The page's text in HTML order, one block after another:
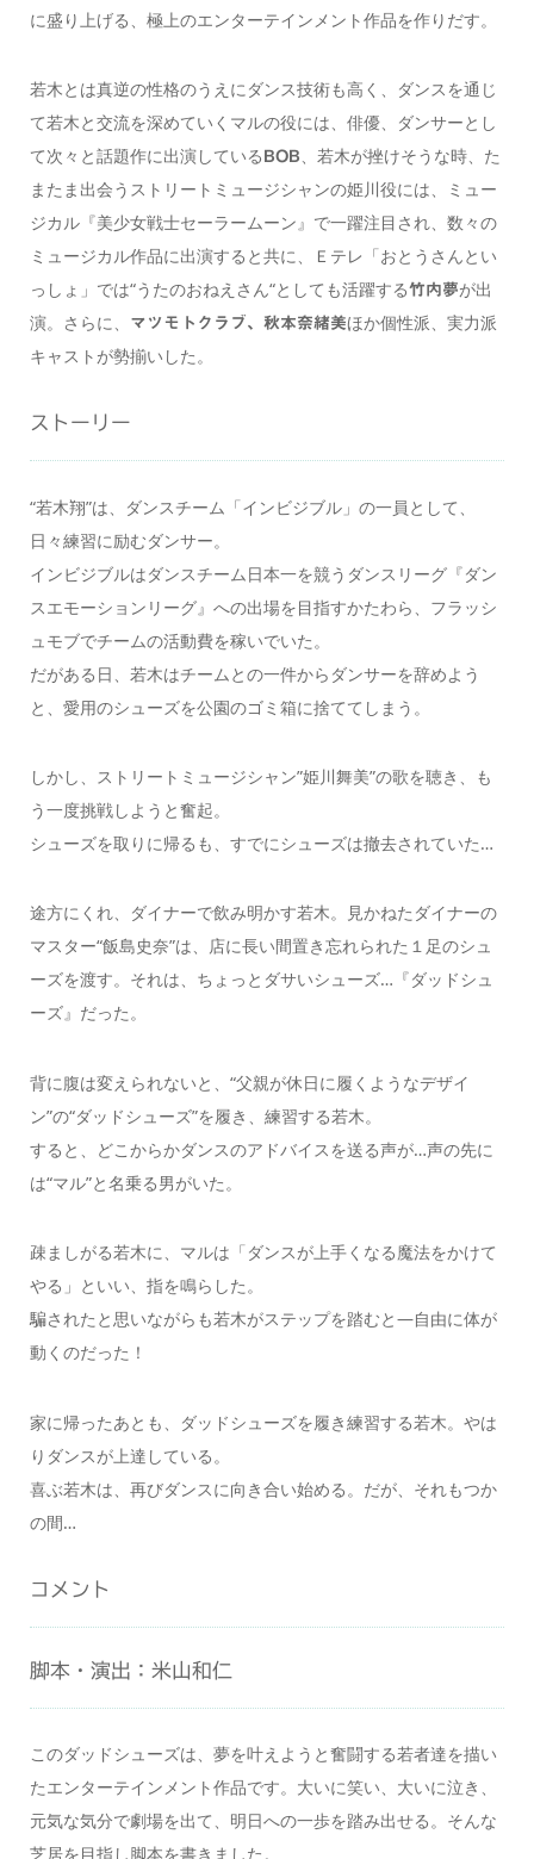
に盛り上げる、極上のエンターテインメント作品を作りだす。
若木とは真逆の性格のうえにダンス技術も高く、ダンスを通じ
て若木と交流を深めていくマルの役には、俳優、ダンサーとし
て次々と話題作に出演している BOB、若木が挫けそうな時、た
またま出会うストリートミュージシャンの姫川役には、ミュー
ジカル『美少女戦士セーラームーン』で一躍注目され、数々の
ミュージカル作品に出演すると共に、Ｅテレ「おとうさんとい
っしょ」では“うたのおねえさん“としても活躍する竹内夢が出
演。さらに、
マツモトクラブ、秋本奈緒美ほか個性派、実力派
キャストが勢揃いした。
ストーリー
“若木翔”は、ダンスチーム「インビジブル」の一員として、
日々練習に励むダンサー。
インビジブルはダンスチーム日本一を競うダンスリーグ『ダン
スエモーションリーグ』への出場を目指すかたわら、フラッシ
ュモブでチームの活動費を稼いでいた。
だがある日、若木はチームとの一件からダンサーを辞めよう
と、愛用のシューズを公園のゴミ箱に捨ててしまう。
しかし、ストリートミュージシャン”姫川舞美”の歌を聴き、も
う一度挑戦しようと奮起。
シューズを取りに帰るも、すでにシューズは撤去されていた…
途方にくれ、ダイナーで飲み明かす若木。見かねたダイナーの
マスター“飯島史奈”は、店に長い間置き忘れられた１足のシュ
ーズを渡す。それは、ちょっとダサいシューズ…『ダッドシュ
ーズ』だった。
背に腹は変えられないと、“父親が休日に履くようなデザイ
ン”の“ダッドシューズ”を履き、練習する若木。
すると、どこからかダンスのアドバイスを送る声が…声の先に
は“マル”と名乗る男がいた。
疎ましがる若木に、マルは「ダンスが上手くなる魔法をかけて
やる」といい、指を鳴らした。
騙されたと思いながらも若木がステップを踏むと―自由に体が
動くのだった！
家に帰ったあとも、ダッドシューズを履き練習する若木。やは
りダンスが上達している。
喜ぶ若木は、再びダンスに向き合い始める。だが、それもつか
の間…
コメント
脚本・演出：米山和仁
このダッドシューズは、夢を叶えようと奮闘する若者達を描い
たエンターテインメント作品です。大いに笑い、大いに泣き、
元気な気分で劇場を出て、明日への一歩を踏み出せる。そんな
芝居を目指し脚本を書きました。